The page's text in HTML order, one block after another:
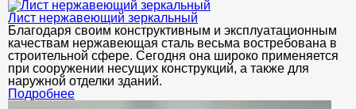
Лист нержавеющий зеркальный
Благодаря своим конструктивным и эксплуатационным
качествам нержавеющая сталь весьма востребована в
строительной сфере. Сегодня она широко применяется
при сооружении несущих конструкций, а также для
наружной отделки зданий.
Подробнее